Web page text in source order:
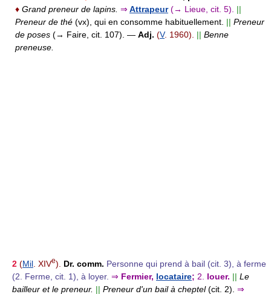
♦ Grand preneur de lapins. ⇒ Attrapeur (→ Lieue, cit. 5). ||
Preneur de thé (vx), qui en consomme habituellement. || Preneur
de poses (→ Faire, cit. 107). — Adj. (V. 1960). || Benne
preneuse.
2 (Mil . XIVe). Dr. comm. Personne qui prend à bail (cit. 3), à ferme
(2. Ferme, cit. 1), à loyer. ⇒ Fermier, locataire; 2. louer. || Le
bailleur et le preneur. || Preneur d'un bail à cheptel(cit. 2). ⇒